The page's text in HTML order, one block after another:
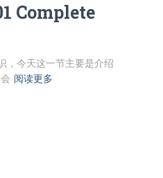
Complete
，今天这一节主要是介绍
阅读更多